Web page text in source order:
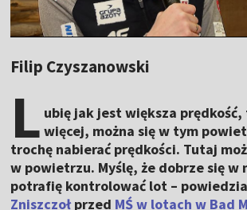
Filip Czyszanowski
L ubię jak jest większa
więcej, można się w tym
trochę nabierać prędkości. Tutaj
w powietrzu. Myślę, że dobrze się w
potrafię kontrolować lot –
Zniszczołprzed MŚ w lotach w Bad